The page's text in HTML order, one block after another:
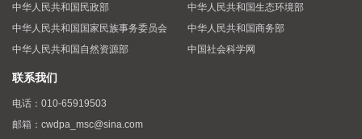
中华人民共和国民政部
中华人民共和国生态环境部
中华人民共和国国家民族事务委员会
中华人民共和国商务部
中华人民共和国自然资源部
中国社会科学网
联系我们
电话： 010-65919503
邮箱： cwdpa_msc@sina.com